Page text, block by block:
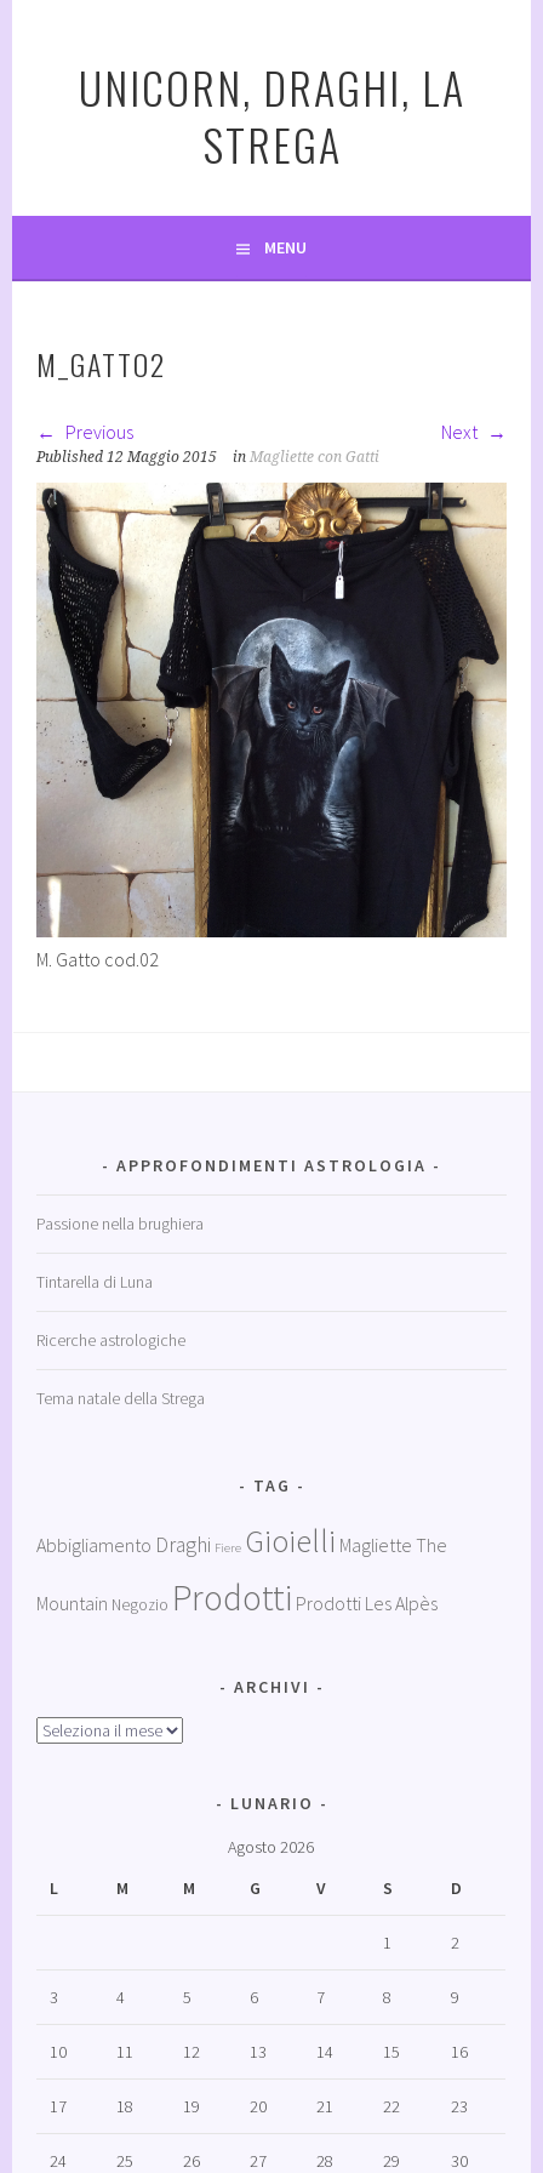
contenutoUNICORN, DRAGHI, LA
STREGA
MENU
M_GATTO2
Previous Next
Published12 Maggio 2015 inMagliette con Gatti
M. Gatto cod.02
APPROFONDIMENTI ASTROLOGIA
Passione nella brughiera
Tintarella di Luna
Ricerche astrologiche
Tema natale della Strega
TAG
Abbigliamento Draghi Fiere Gioielli Magliette The
Mountain Negozio Prodotti Prodotti Les Alpès
ARCHIVI
Archivi
LUNARIO
Agosto 2026
L
M M G V S D
1 2
3 4 5 6 7 8 9
10 11 12 13 14 15 16
17 18 19 20 21 22 23
24 25 26 27 28 29 30